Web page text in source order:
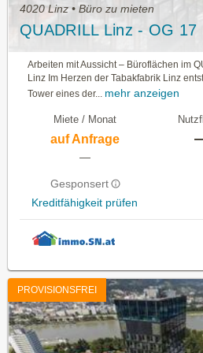
4020 Linz • Büro zu mieten
QUADRILL Linz - OG 17
Arbeiten mit Aussicht – Büroflächen im
Linz Im Herzen der Tabakfabrik Linz
Tower eines der...
mehr anzeigen
Miete / Monat
auf Anfrage
—
Gesponsert
Kreditfähigkeit prüfen
PROVISIONSFREI